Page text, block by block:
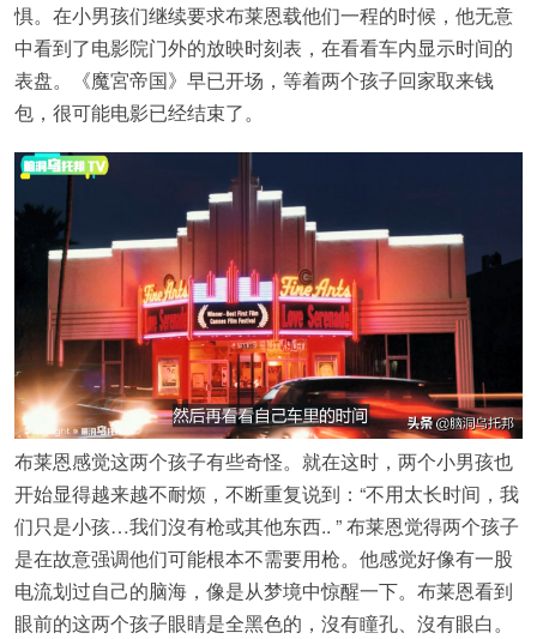
惧。在小男孩们继续要求布莱恩载他们一程的时候，他无意
中看到了电影院门外的放映时刻表，在看看车内显示时间的
表盘。《魔宮帝国》早已开场，等着两个孩子回家取来钱
包，很可能电影已经结束了。
布莱恩感觉这两个孩子有些奇怪。就在这时，两个小男孩也
开始显得越来越不耐烦，不断重复说到：“不用太长时间，我
们只是小孩…我们沒有枪或其他东西.. ” 布莱恩觉得两个孩子
是在故意强调他们可能根本不需要用枪。他感觉好像有一股
电流划过自己的脑海，像是从梦境中惊醒一下。布莱恩看到
眼前的这两个孩子眼睛是全黑色的，沒有瞳孔、沒有眼白。